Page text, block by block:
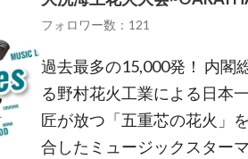
フォロワー数：121
過去最多の15,000発！ 内閣
る野村花火工業による日本
匠が放つ「五重芯の花火」
合したミュージックスター